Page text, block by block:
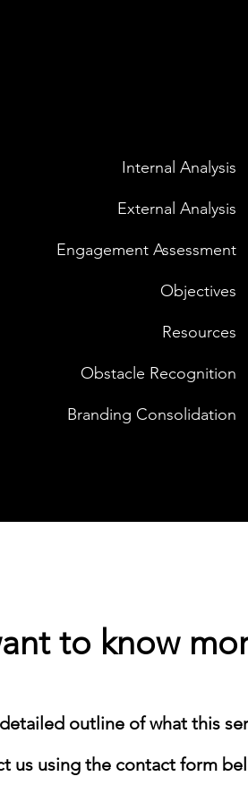
Internal Analysis
External Analysis
Engagement Assessment
Objectives
Resources
Obstacle Recognition
Branding Consolidation
to know
outline of what this
us using the contact form